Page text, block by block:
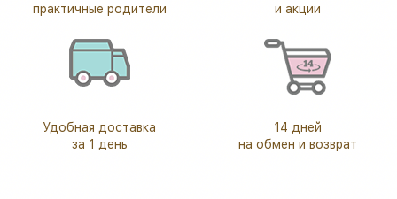
практичные родители
и акции
Удобная доставка
за 1 день
14 дней
на обмен и возврат